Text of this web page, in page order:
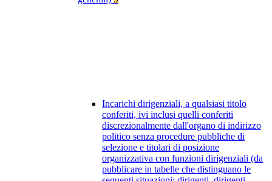
Incarichi dirigenziali, a qualsiasi titolo
conferiti, ivi inclusi quelli conferiti
discrezionalmente dall'organo di indirizzo
politico senza procedure pubbliche di
selezione e titolari di posizione
organizzativa con funzioni dirigenziali (da
pubblicare in tabelle che distinguano le